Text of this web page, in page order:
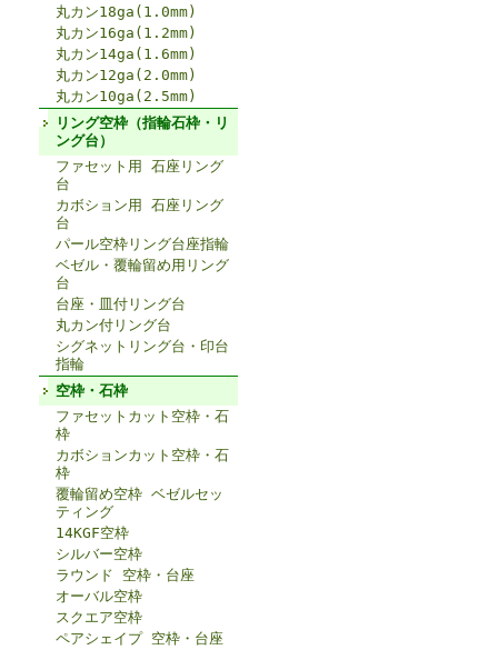
丸カン18ga(1.0mm)
丸カン16ga(1.2mm)
丸カン14ga(1.6mm)
丸カン12ga(2.0mm)
丸カン10ga(2.5mm)
リング空枠（指輪石枠・リ
ング台）
ファセット用 石座リング
台
カボション用 石座リング
台
パール空枠リング台座指輪
ベゼル・覆輪留め用リング
台
台座・皿付リング台
丸カン付リング台
シグネットリング台・印台
指輪
空枠・石枠
ファセットカット空枠・石
枠
カボションカット空枠・石
枠
覆輪留め空枠 ベゼルセッ
ティング
14KGF空枠
シルバー空枠
ラウンド 空枠・台座
オーバル空枠
スクエア空枠
ペアシェイプ 空枠・台座